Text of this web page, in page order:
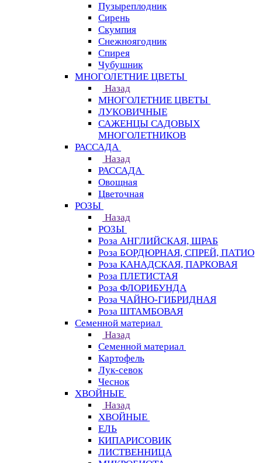
Пузыреплодник
Сирень
Скумпия
Снежноягодник
Спирея
Чубушник
МНОГОЛЕТНИЕ ЦВЕТЫ
Назад
МНОГОЛЕТНИЕ ЦВЕТЫ
ЛУКОВИЧНЫЕ
САЖЕНЦЫ САДОВЫХ
МНОГОЛЕТНИКОВ
РАССАДА
Назад
РАССАДА
Овощная
Цветочная
РОЗЫ
Назад
РОЗЫ
Роза АНГЛИЙСКАЯ, ШРАБ
Роза БОРДЮРНАЯ, СПРЕЙ, ПАТИО
Роза КАНАДСКАЯ, ПАРКОВАЯ
Роза ПЛЕТИСТАЯ
Роза ФЛОРИБУНДА
Роза ЧАЙНО-ГИБРИДНАЯ
Роза ШТАМБОВАЯ
Семенной материал
Назад
Семенной материал
Картофель
Лук-севок
Чеснок
ХВОЙНЫЕ
Назад
ХВОЙНЫЕ
ЕЛЬ
КИПАРИСОВИК
ЛИСТВЕННИЦА